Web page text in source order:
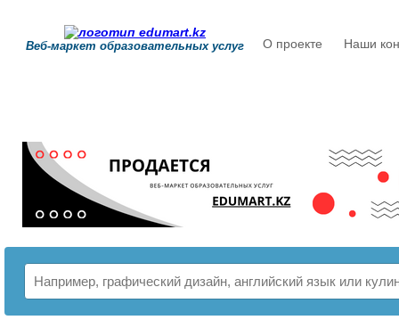
Веб-маркет образовательных услуг О проекте Наши